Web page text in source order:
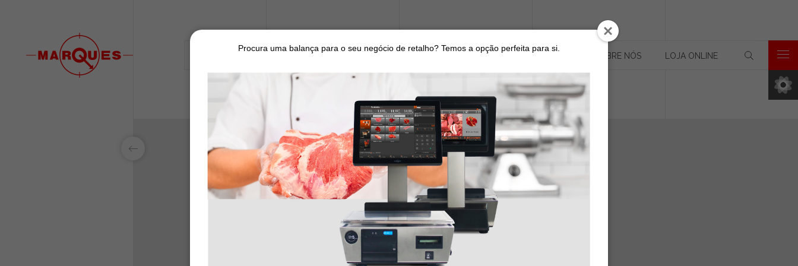
LAB&ID PARCEIROS
NOTÍCIAS
RECRUTAMENTO
SOFTWARE LAB&ID JUNTA-TE A NÓS SOBRE NÓS LOJA ONLINE
Procura uma balança para o seu negócio de retalho? Temos a opção perfeita para si.